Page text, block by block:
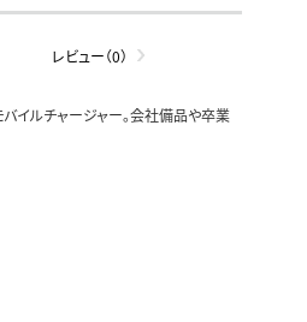
レビュー（0）
イルチャージャー。会社備品や卒業